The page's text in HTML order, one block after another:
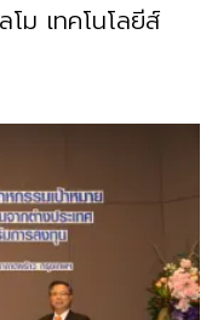
ม เทคโนโลยีส์